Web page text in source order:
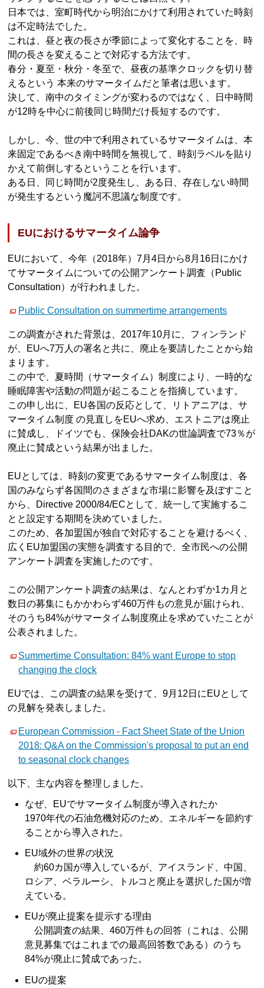
日本では、室町時代から明治にかけて利用されていた時刻
は不定時法でした。
これは、昼と夜の長さが季節によって変化することを、時
間の長さを変えることで対応する方法です。
春分・夏至・秋分・冬至で、昼夜の基準クロックを切り替
えるという 本来のサマータイムだと筆者は思います。
決して、南中のタイミングが変わるのではなく、日中時間
が12時を中心に前後同じ時間だけ長短するのです。
しかし、今、世の中で利用されているサマータイムは、本
来固定であるべき南中時間を無視して、時刻ラベルを貼り
かえて前倒しするということを行います。
ある日、同じ時間が2度発生し、ある日、存在しない時間
が発生するという魔訶不思議な制度です。
EUにおけるサマータイム論争
EUにおいて、今年（2018年）7月4日から8月16日にかけ
てサマータイムについての公開アンケート調査（Public
Consultation）が行われました。
Public Consultation on summertime arrangements
この調査がされた背景は、2017年10月に、フィンランド
が、EUへ7万人の署名と共に、廃止を要請したことから始
まります。
この中で、夏時間（サマータイム）制度により、一時的な
睡眠障害や活動の問題が起こることを指摘しています。
この申し出に、EU各国の反応として、リトアニアは、サ
マータイム制度 の見直しをEUへ求め、エストニアは廃止
に賛成し、ドイツでも、保険会社DAKの世論調査で73％が
廃止に賛成という結果が出ました。
EUとしては、時刻の変更であるサマータイム制度は、各
国のみならず各国間のさまざまな市場に影響を及ぼすこと
から、Directive 2000/84/ECとして、統一して実施するこ
とと設定する期間を決めていました。
このため、各加盟国が独自で対応することを避けるべく、
広くEU加盟国の実態を調査する目的で、全市民への公開
アンケート調査を実施したのです。
この公開アンケート調査の結果は、なんとわずか1カ月と
数日の募集にもかかわらず460万件もの意見が届けられ、
そのうち84%がサマータイム制度廃止を求めていたことが
公表されました。
Summertime Consultation: 84% want Europe to stop
changing the clock
EUでは、この調査の結果を受けて、9月12日にEUとして
の見解を発表しました。
European Commission - Fact Sheet State of the Union
2018: Q&A on the Commission's proposal to put an end
to seasonal clock changes
以下、主な内容を整理しました。
なぜ、EUでサマータイム制度が導入されたか
1970年代の石油危機対応のため、エネルギーを節約す
ることから導入された。
EU域外の世界の状況
約60カ国が導入しているが、アイスランド、中国、
ロシア、ベラルーシ、トルコと廃止を選択した国が増
えている。
EUが廃止提案を提示する理由
公開調査の結果、460万件もの回答（これは、公開
意見募集ではこれまでの最高回答数である）のうち
84%が廃止に賛成であった。
EUの提案